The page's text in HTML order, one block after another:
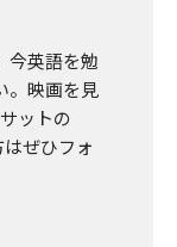
今英語を勉
。映画を見
ットの
ぜひフォ